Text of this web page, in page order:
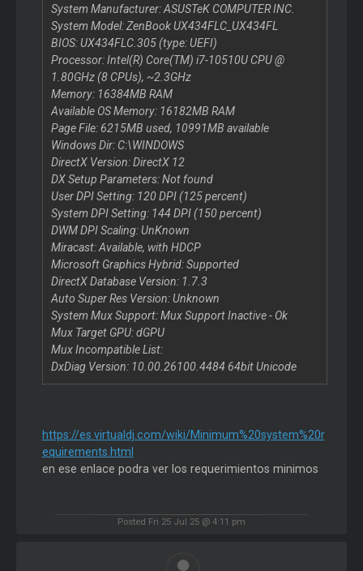
System Manufacturer: ASUSTeK COMPUTER INC.
System Model: ZenBook UX434FLC_UX434FL
BIOS: UX434FLC.305 (type: UEFI)
Processor: Intel(R) Core(TM) i7-10510U CPU @
1.80GHz (8 CPUs), ~2.3GHz
Memory: 16384MB RAM
Available OS Memory: 16182MB RAM
Page File: 6215MB used, 10991MB available
Windows Dir: C:\WINDOWS
DirectX Version: DirectX 12
DX Setup Parameters: Not found
User DPI Setting: 120 DPI (125 percent)
System DPI Setting: 144 DPI (150 percent)
DWM DPI Scaling: UnKnown
Miracast: Available, with HDCP
Microsoft Graphics Hybrid: Supported
DirectX Database Version: 1.7.3
Auto Super Res Version: Unknown
System Mux Support: Mux Support Inactive - Ok
Mux Target GPU: dGPU
Mux Incompatible List:
DxDiag Version: 10.00.26100.4484 64bit Unicode
https://es.virtualdj.com/wiki/Minimum%20system%20r
equirements.html
en ese enlace podra ver los requerimientos minimos
Posted Fri 25 Jul 25 @ 4:11 pm